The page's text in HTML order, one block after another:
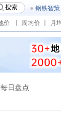
搜索 钢铁智策
价 周均价 月
日盘点